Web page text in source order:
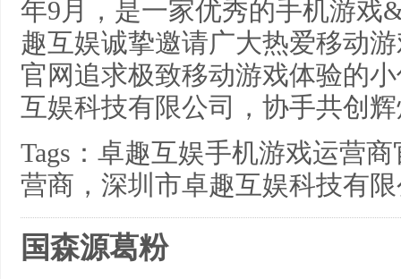
年9月，是一家优秀的手机游戏
趣互娱诚挚邀请广大热爱移动
官网追求极致移动游戏体验的
互娱科技有限公司，协手共创
Tags：卓趣互娱手机游戏运营
营商，深圳市卓趣互娱科技有
国森源葛粉